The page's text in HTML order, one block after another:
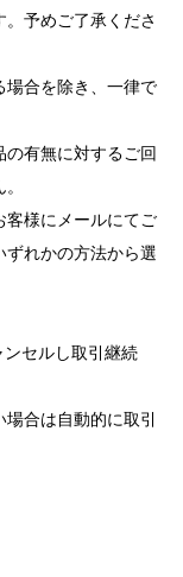
予めご了承くださ
場合を除き、一律で
有無に対するご回
客様にメールにてご
れかの方法から選
セルし取引継続
合は自動的に取引